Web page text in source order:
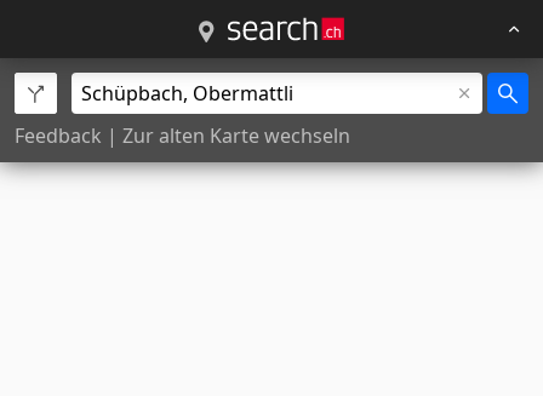
Feedback | Zur alten Karte wechseln